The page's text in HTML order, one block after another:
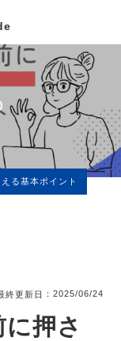
る基本ポイント
終更新日 ：2025/06/24
押さ